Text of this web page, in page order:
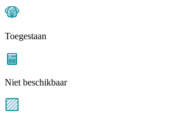
Toegestaan
Niet beschikbaar